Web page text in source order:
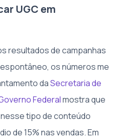
UGC em
resultados de campanhas
os números me
daSecretaria de
Federalmostra que
tipo de conteúdo
de 15% nas vendas. Em